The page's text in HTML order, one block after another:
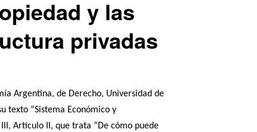
y las
privadas
Argentina, de Derecho, Universidad de
texto “Sistema Económico y
Artículo II, que trata “De cómo puede